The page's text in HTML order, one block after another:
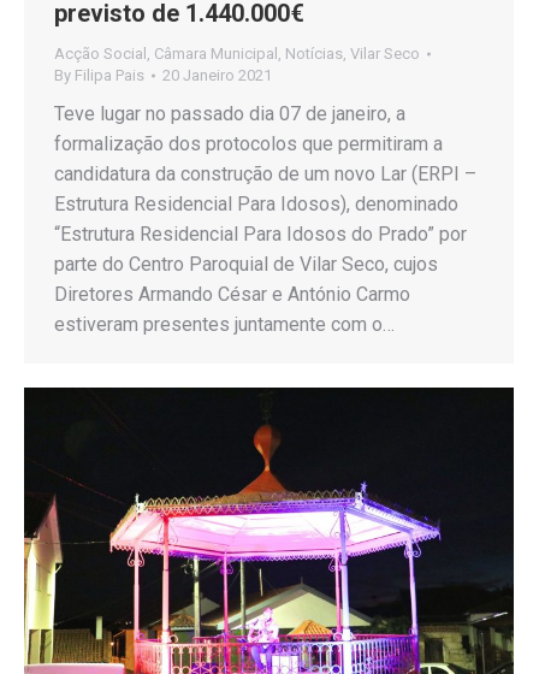
previsto de 1.440.000€
Acção Social Câmara Municipal Notícias Vilar Seco
By Filipa Pais 20 Janeiro 2021
Teve lugar no passado dia 07 de janeiro, a
formalização dos protocolos que permitiram a
candidatura da construção de um novo Lar (ERPI –
Estrutura Residencial Para Idosos), denominado
“Estrutura Residencial Para Idosos do Prado” por
parte do Centro Paroquial de Vilar Seco, cujos
Diretores Armando César e António Carmo
estiveram presentes juntamente com o…